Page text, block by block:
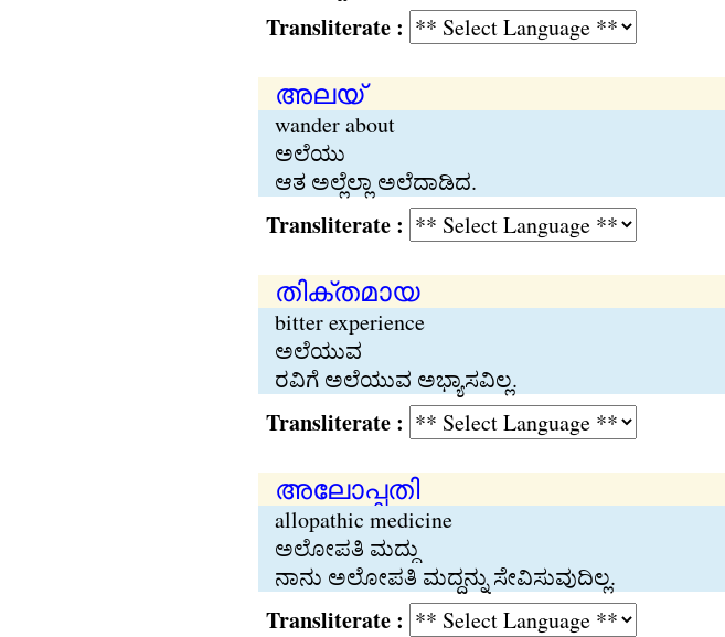
Transliterate :
അലയ്
wander about
ಅಲೆಯು
ಆತ ಅಲ್ಲೆಲ್ಲಾ ಅಲೆದಾಡಿದ.
Transliterate :
തിക്തമായ
bitter experience
ಅಲೆಯುವ
ರವಿಗೆ ಅಲೆಯುವ ಅಭ್ಯಾಸವಿಲ್ಲ.
Transliterate :
അലോപ്പതി
allopathic medicine
ಅಲೋಪತಿ ಮದ್ದು
ನಾನು ಅಲೋಪತಿ ಮದ್ದನ್ನು ಸೇವಿಸುವುದಿಲ್ಲ.
Transliterate :